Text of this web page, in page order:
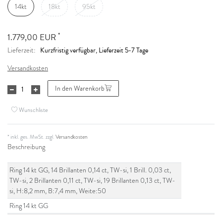
14kt 18kt 95kt
1.779,00 EUR *
Lieferzeit: Kurzfristig verfügbar, Lieferzeit 5-7 Tage
Versandkosten
In den Warenkorb
Wunschliste
* inkl. ges. MwSt. zzgl.Versandkosten
Beschreibung
Ring 14 kt GG, 14 Brillanten 0,14 ct, TW-si, 1 Brill. 0,03 ct,
TW-si, 2 Brillanten 0,11 ct, TW-si, 19 Brillanten 0,13 ct, TW-
si, H:8,2 mm, B:7,4 mm, Weite:50
Ring 14 kt GG